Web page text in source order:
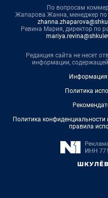
По вопросам
Жапарова Жанна, менеджер по
Ревина Мария, директор по
Редакция сайта не несет
информации,
Информация
Политика
Политика
правила